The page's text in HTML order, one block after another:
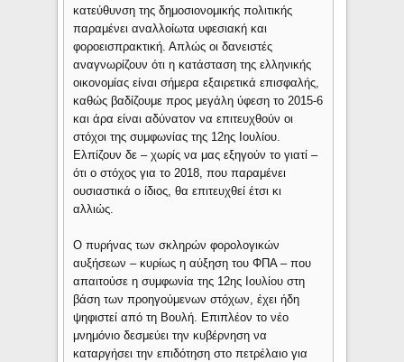
κατεύθυνση της δημοσιονομικής πολιτικής
παραμένει αναλλοίωτα υφεσιακή και
φοροεισπρακτική. Απλώς οι δανειστές
αναγνωρίζουν ότι η κατάσταση της ελληνικής
οικονομίας είναι σήμερα εξαιρετικά επισφαλής,
καθώς βαδίζουμε προς μεγάλη ύφεση το 2015-6
και άρα είναι αδύνατον να επιτευχθούν οι
στόχοι της συμφωνίας της 12ης Ιουλίου.
Ελπίζουν δε – χωρίς να μας εξηγούν το γιατί –
ότι ο στόχος για το 2018, που παραμένει
ουσιαστικά ο ίδιος, θα επιτευχθεί έτσι κι
αλλιώς.
Ο πυρήνας των σκληρών φορολογικών
αυξήσεων – κυρίως η αύξηση του ΦΠΑ – που
απαιτούσε η συμφωνία της 12ης Ιουλίου στη
βάση των προηγούμενων στόχων, έχει ήδη
ψηφιστεί από τη Βουλή. Επιπλέον το νέο
μνημόνιο δεσμεύει την κυβέρνηση να
καταργήσει την επιδότηση στο πετρέλαιο για